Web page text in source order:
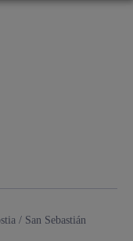
/ San Sebastián